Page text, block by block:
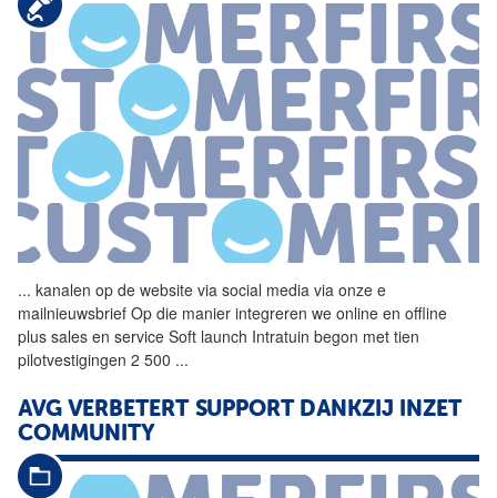
... kanalen op de website via social media via onze e
mailnieuwsbrief Op die manier integreren we online en offline
plus sales en service Soft launch Intratuin begon met tien
pilotvestigingen 2 500 ...
AVG VERBETERT SUPPORT DANKZIJ INZET
COMMUNITY